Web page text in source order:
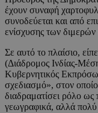
έχουν συναφή
συνοδεύεται και από
ενίσχυσης των
Σε αυτό το πλαίσιο,
(Διάδρομος Ινδίας-
Κυβερνητικός
σχεδιασμό», στον
διαδραματίσει ρόλο
γεωγραφικά, αλλά πολύ